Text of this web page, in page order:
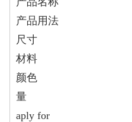
产品用法
尺寸
材料
颜色
量
aply for